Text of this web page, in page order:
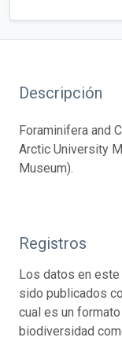
Descripción
Foraminifera and
Arctic University
Museum).
Registros
Los datos en
sido publicados
cual es un
biodiversidad